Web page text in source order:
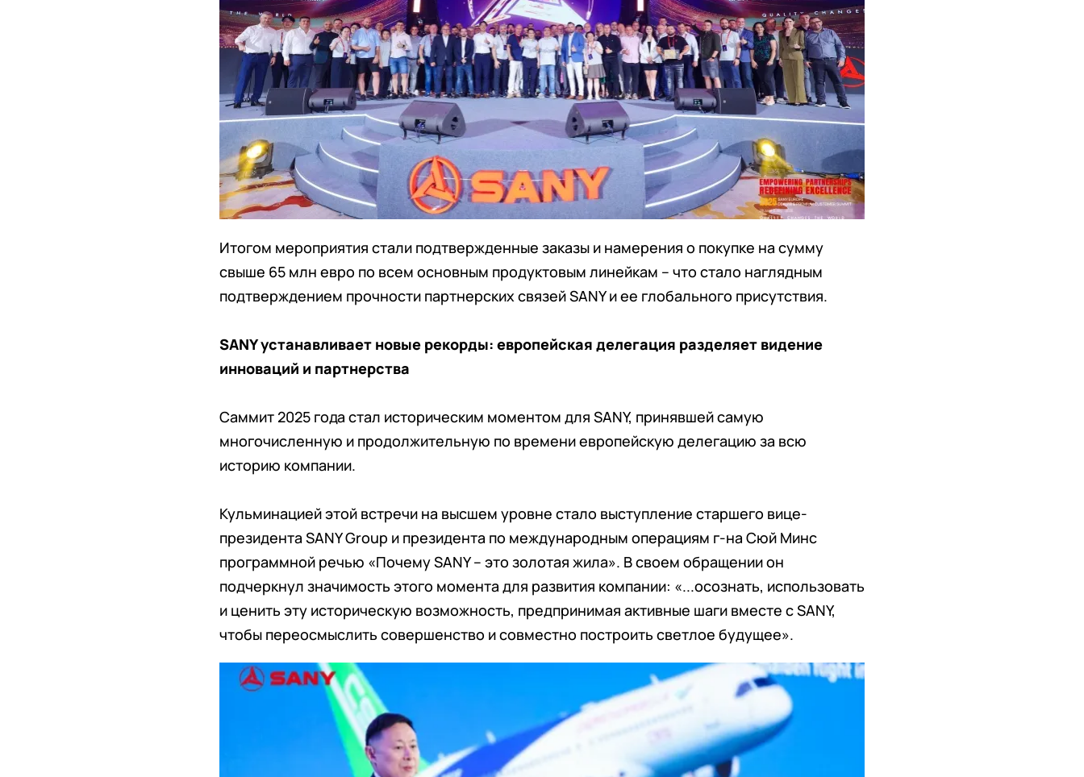
Итогом мероприятия стали подтвержденные заказы и намерения о покупке на сумму
свыше 65 млн евро по всем основным продуктовым линейкам – что стало наглядным
подтверждением прочности партнерских связей SANY и ее глобального присутствия.
SANY устанавливает новые рекорды: европейская делегация разделяет видение
инноваций и партнерства
Саммит 2025 года стал историческим моментом для SANY, принявшей самую
многочисленную и продолжительную по времени европейскую делегацию за всю
историю компании.
Кульминацией этой встречи на высшем уровне стало выступление старшего вице-
президента SANY Group и президента по международным операциям г-на Сюй Минс
программной речью «Почему SANY – это золотая жила». В своем обращении он
подчеркнул значимость этого момента для развития компании: «...осознать, использовать
и ценить эту историческую возможность, предпринимая активные шаги вместе с SANY,
чтобы переосмыслить совершенство и совместно построить светлое будущее».